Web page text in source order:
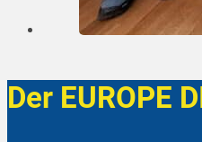
Der EUROPE